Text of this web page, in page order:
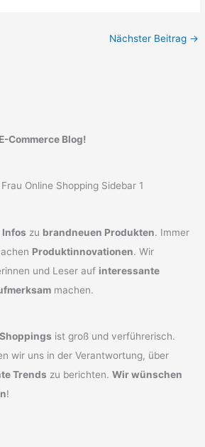
Nächster Beitrag →
Commerce Blog!
Infos zu brandneuen Produkten. Immer
Produktinnovationen. Wir
und Leser auf interessante
machen.
ist groß und verführerisch.
wir uns in der Verantwortung, über
Trends zu berichten.Wir wünschen
!